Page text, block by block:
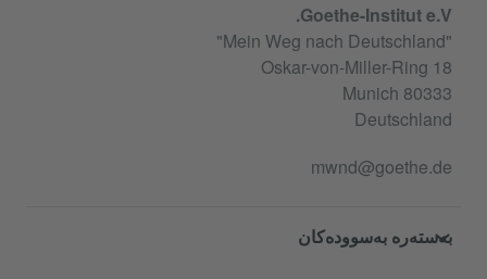
Goethe-Institut e.V.
"Mein Weg nach Deutschland"
Oskar-von-Miller-Ring 18
80333 Munich
Deutschland
mwnd@goethe.de
بەستەرە بەسوودەکان